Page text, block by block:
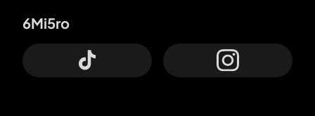
6Mi5ro